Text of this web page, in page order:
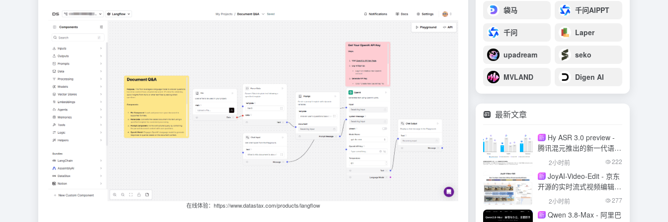
在线体验：https://www.datastax.com/products/langflow
袋马 千问AIPPT
千问 Laper
upadream seko
MVLAND Digen AI
最新文章
新 Hy ASR 3.0 preview -
腾讯混元推出的新一代语音
识别模型
2小时前 222
新 JoyAI-Video-Edit - 京东
开源的实时流式视频编辑模
2小时前 277
新 Qwen 3.8-Max - 阿里巴